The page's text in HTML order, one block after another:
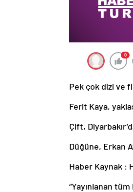
0
Pek çok dizi ve
Ferit Kaya,
Çift,
Düğüne, Erkan
Haber Kaynak :
“Yayınlanan